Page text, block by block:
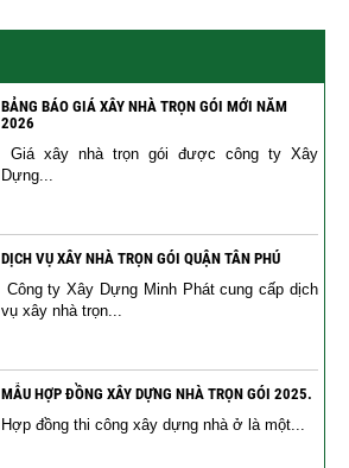
BẢNG BÁO GIÁ XÂY NHÀ TRỌN GÓI MỚI NĂM
2026
Giá xây nhà trọn gói được công ty Xây
Dựng...
DỊCH VỤ XÂY NHÀ TRỌN GÓI QUẬN TÂN PHÚ
Công ty Xây Dựng Minh Phát cung cấp dịch
vụ xây nhà trọn...
MẪU HỢP ĐỒNG XÂY DỰNG NHÀ TRỌN GÓI 2025.
Hợp đồng thi công xây dựng nhà ở là một...